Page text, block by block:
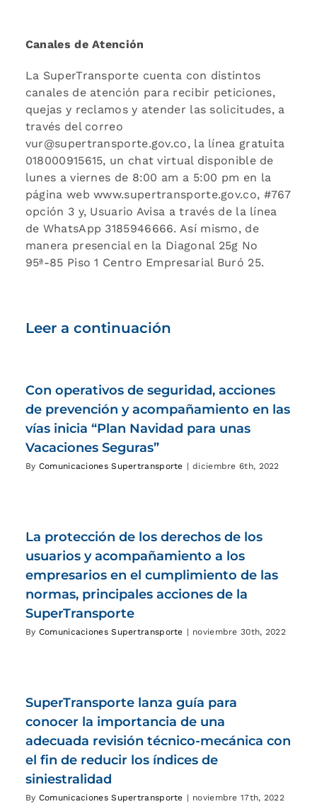
Canales de Atención
La SuperTransporte cuenta con distintos
canales de atención para recibir peticiones,
quejas y reclamos y atender las solicitudes, a
través del correo
vur@supertransporte.gov.co, la línea gratuita
018000915615, un chat virtual disponible de
lunes a viernes de 8:00 am a 5:00 pm en la
página web www.supertransporte.gov.co, #767
opción 3 y, Usuario Avisa a través de la línea
de WhatsApp 3185946666. Así mismo, de
manera presencial en la Diagonal 25g No
95ª-85 Piso 1 Centro Empresarial Buró 25.
Leer a continuación
Con operativos de seguridad, acciones
de prevención y acompañamiento en las
vías inicia “Plan Navidad para unas
Vacaciones Seguras”
By Comunicaciones Supertransporte | diciembre 6th, 2022
La protección de los derechos de los
usuarios y acompañamiento a los
empresarios en el cumplimiento de las
normas, principales acciones de la
SuperTransporte
By Comunicaciones Supertransporte | noviembre 30th, 2022
SuperTransporte lanza guía para
conocer la importancia de una
adecuada revisión técnico-mecánica con
el fin de reducir los índices de
siniestralidad
By Comunicaciones Supertransporte | noviembre 17th, 2022